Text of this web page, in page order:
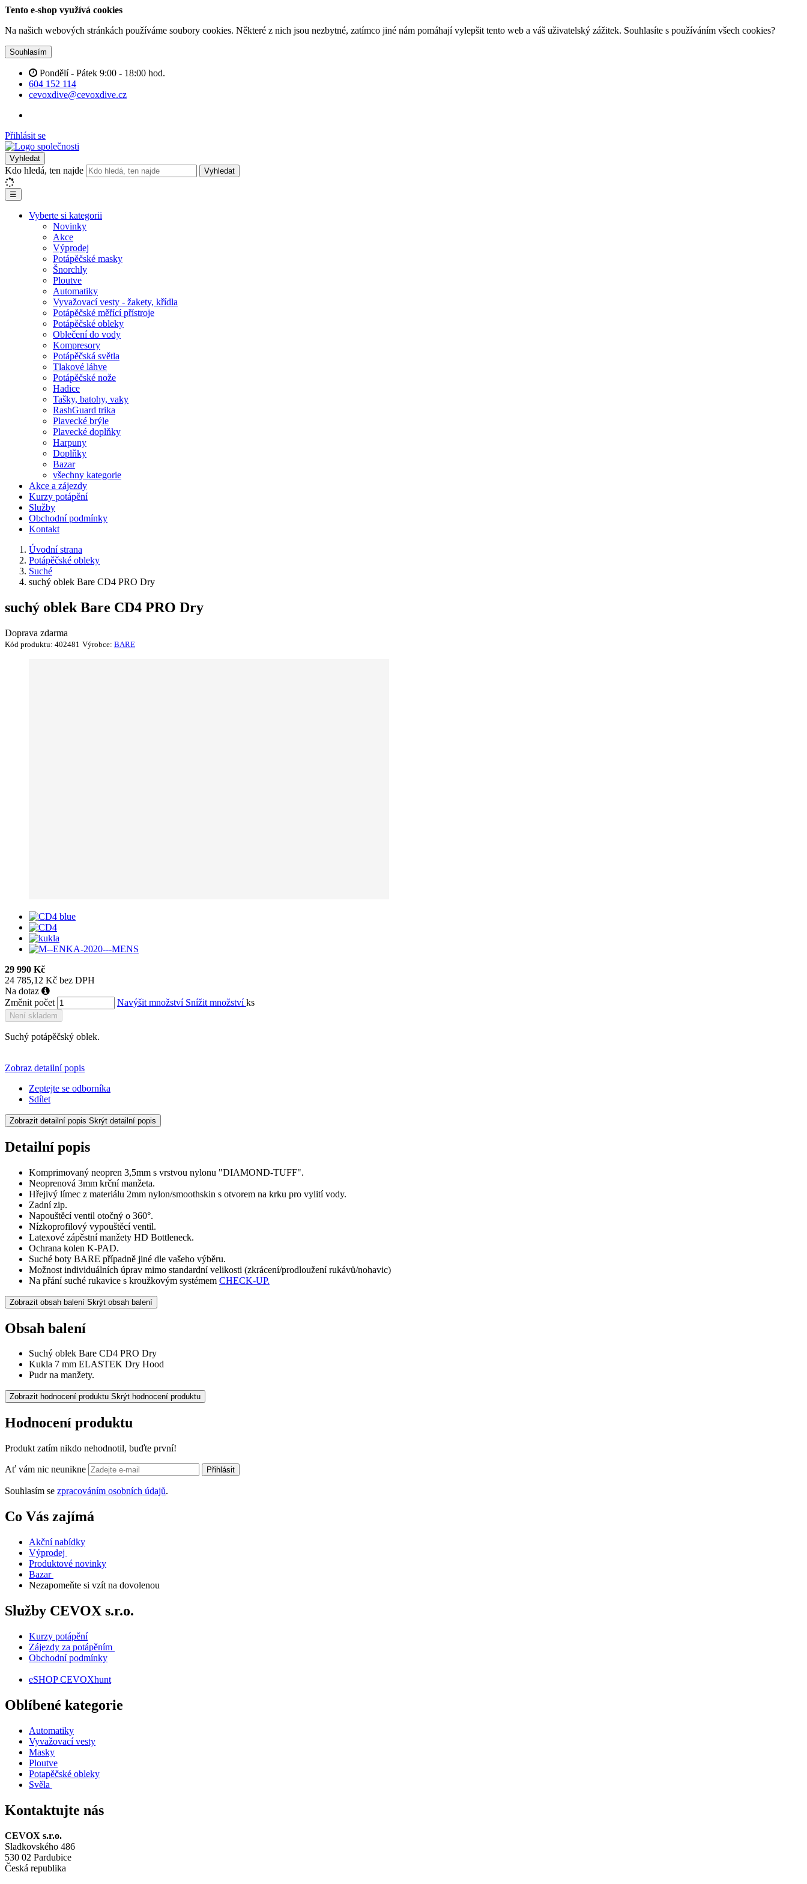
Tento e-shop využívá cookies
Na našich webových stránkách používáme soubory cookies. Některé z nich jsou nezbytné, zatímco jiné nám pomáhají vylepšit tento web a váš uživatelský zážitek. Souhlasíte s používáním všech cookies?
Souhlasím
Pondělí - Pátek 9:00 - 18:00 hod.
604 152 114
cevoxdive@cevoxdive.cz
Přihlásit se
Vyhledat
Kdo hledá, ten najde Vyhledat
☰
Vyberte si kategorii
Novinky
Akce
Výprodej
Potápěčské masky
Šnorchly
Ploutve
Automatiky
Vyvažovací vesty - žakety, křídla
Potápěčské měřící přístroje
Potápěčské obleky
Oblečení do vody
Kompresory
Potápěčská světla
Tlakové láhve
Potápěčské nože
Hadice
Tašky, batohy, vaky
RashGuard trika
Plavecké brýle
Plavecké doplňky
Harpuny
Doplňky
Bazar
všechny kategorie
Akce a zájezdy
Kurzy potápění
Služby
Obchodní podmínky
Kontakt
Úvodní strana
Potápěčské obleky
Suché
suchý oblek Bare CD4 PRO Dry
suchý oblek Bare CD4 PRO Dry
Doprava zdarma
Kód produktu: 402481 Výrobce: BARE
29 990 Kč
24 785,12 Kč bez DPH
Na dotaz
Změnit počet
Navýšit množství Snížit množstvíks
Není skladem
Suchý potápěčský oblek.
Zobraz detailní popis
Zeptejte se odborníka
Sdílet
Zobrazit detailní popis Skrýt detailní popis
Detailní popis
Komprimovaný neopren 3,5mm s vrstvou nylonu "DIAMOND-TUFF".
Neoprenová 3mm krční manžeta.
Hřejivý límec z materiálu 2mm nylon/smoothskin s otvorem na krku pro vylití vody.
Zadní zip.
Napouštěcí ventil otočný o 360°.
Nízkoprofilový vypouštěcí ventil.
Latexové zápěstní manžety HD Bottleneck.
Ochrana kolen K-PAD.
Suché boty BARE případně jiné dle vašeho výběru.
Možnost individuálních úprav mimo standardní velikosti (zkrácení/prodloužení rukávů/nohavic)
Na přání suché rukavice s kroužkovým systémem CHECK-UP.
Zobrazit obsah balení Skrýt obsah balení
Obsah balení
Suchý oblek Bare CD4 PRO Dry
Kukla 7 mm ELASTEK Dry Hood
Pudr na manžety.
Zobrazit hodnocení produktu Skrýt hodnocení produktu
Hodnocení produktu
Produkt zatím nikdo nehodnotil, buďte první!
Ať vám nic neunikne Přihlásit
Souhlasím se zpracováním osobních údajů.
Co Vás zajímá
Akční nabídky
Výprodej
Produktové novinky
Bazar
Nezapomeňte si vzít na dovolenou
Služby CEVOX s.r.o.
Kurzy potápění
Zájezdy za potápěním
Obchodní podmínky
eSHOP CEVOXhunt
Oblíbené kategorie
Automatiky
Vyvažovací vesty
Masky
Ploutve
Potapěčské obleky
Svěla
Kontaktujte nás
CEVOX s.r.o.
Sladkovského 486
530 02 Pardubice
Česká republika